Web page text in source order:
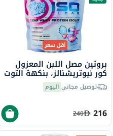
أقل سعر
بروتين مصل اللبن المعزول
كور نيوتريشنالز، بنكهة التوت
الأزرق - 499 جرام
توصيل مجاني اليوم
216
240